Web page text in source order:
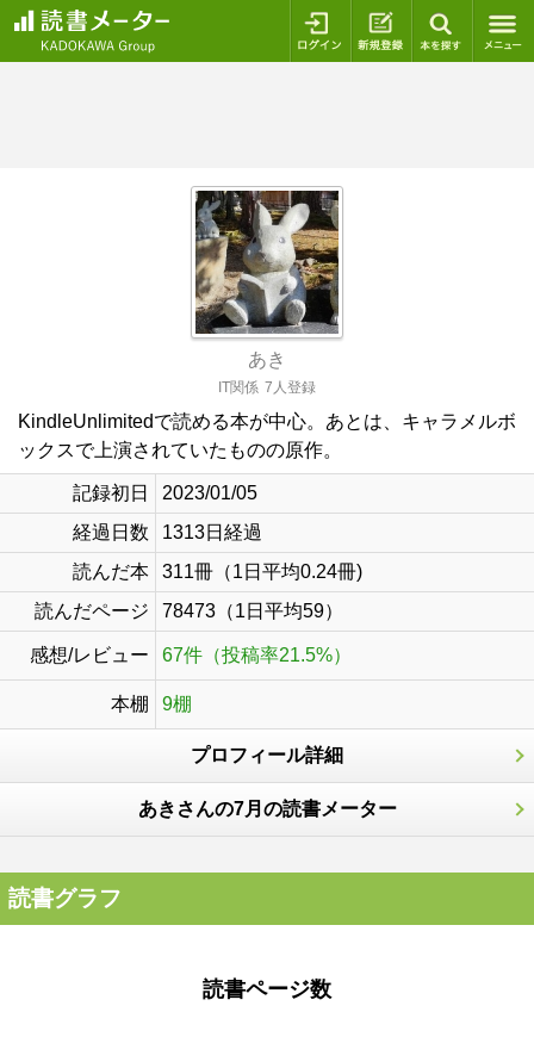
ログイン 新規登録
あき
IT関係 7人登録
KindleUnlimitedで読める本が中心。あとは、キャラメルボ
ックスで上演されていたものの原作。
記録初日
2023/01/05
経過日数
1313日経過
読んだ本
311冊（1日平均0.24冊)
読んだページ
78473（1日平均59）
感想/レビュー 67件（投稿率21.5%）
本棚 9棚
プロフィール詳細
あきさんの7月の読書メーター
読書グラフ
読書ページ数